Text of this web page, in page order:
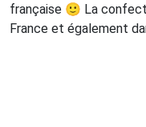
française 🙂 La
France et également